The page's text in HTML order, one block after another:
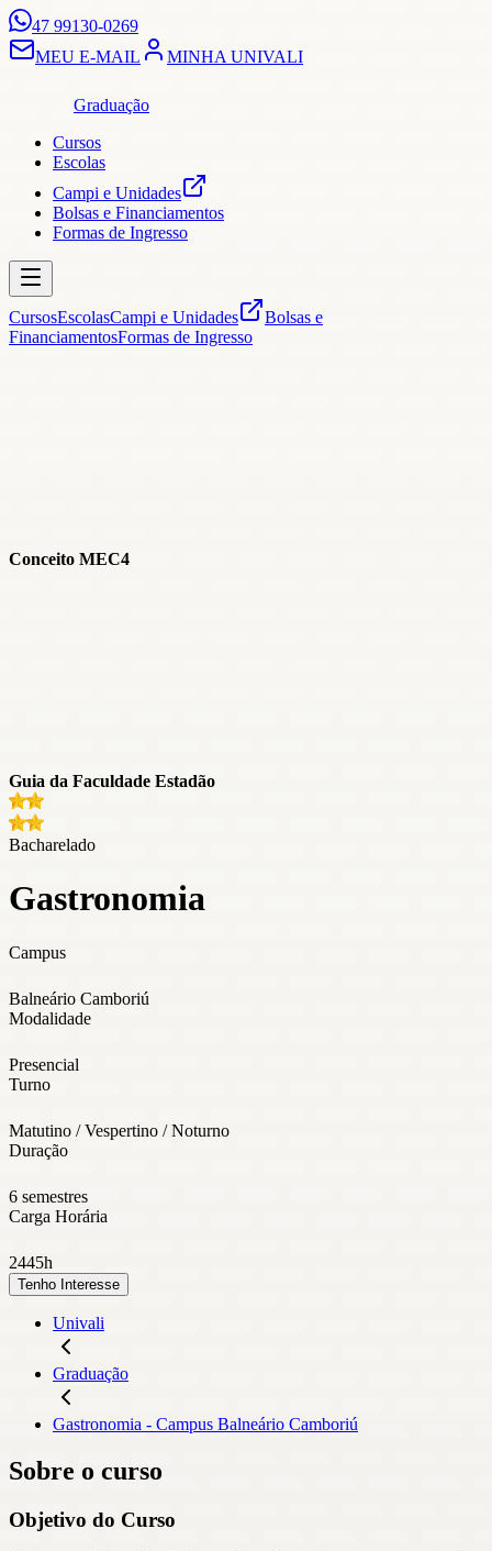
47 99130-0269
MEU E-MAIL
MINHA UNIVALI
Graduação
Cursos
Escolas
Campi e Unidades
Bolsas e Financiamentos
Formas de Ingresso
CursosEscolasCampi e Unidades
Bolsas e
FinanciamentosFormas de Ingresso
Conceito MEC4
Guia da Faculdade Estadão
Bacharelado
Gastronomia
Campus
Balneário Camboriú
Modalidade
Presencial
Turno
Matutino / Vespertino / Noturno
Duração
6 semestres
Carga Horária
2445h
Tenho Interesse
Univali
Graduação
Gastronomia - Campus Balneário Camboriú
Sobre o curso
Objetivo do Curso